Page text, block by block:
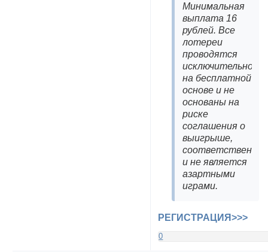
Минимальная
выплата 16
рублей. Все
лотереи
проводятся
исключительно
на бесплатной
основе и не
основаны на
риске
соглашения о
выигрыше,
соответственно
и не является
азартными
играми.
РЕГИСТРАЦИЯ>>>
0